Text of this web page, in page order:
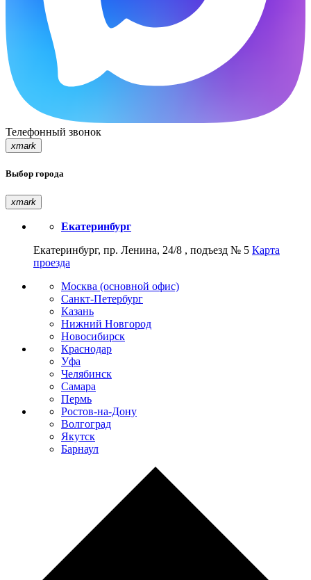
Телефонный звонок
xmark
Выбор города
xmark
Екатеринбург
Екатеринбург, пр. Ленина, 24/8 , подъезд № 5 Карта
проезда
Москва (основной офис)
Санкт-Петербург
Казань
Нижний Новгород
Новосибирск
Краснодар
Уфа
Челябинск
Самара
Пермь
Ростов-на-Дону
Волгоград
Якутск
Барнаул